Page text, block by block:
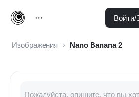
Войти/
Изображения Nano Banana 2